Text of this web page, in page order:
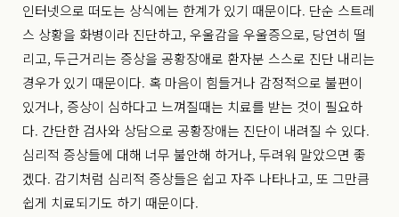
인터넷으로 떠도는 상식에는 한계가 있기 때문이다. 단순 스트레
스 상황을 화병이라 진단하고, 우울감을 우울증으로, 당연히 떨
리고, 두근거리는 증상을 공황장애로 환자분 스스로 진단 내리는
경우가 있기 때문이다. 혹 마음이 힘들거나 감정적으로 불편이
있거나, 증상이 심하다고 느껴질때는 치료를 받는 것이 필요하
다. 간단한 검사와 상담으로 공황장애는 진단이 내려질 수 있다.
심리적 증상들에 대해 너무 불안해 하거나, 두려워 말았으면 좋
겠다. 감기처럼 심리적 증상들은 쉽고 자주 나타나고, 또 그만큼
쉽게 치료되기도 하기 때문이다.